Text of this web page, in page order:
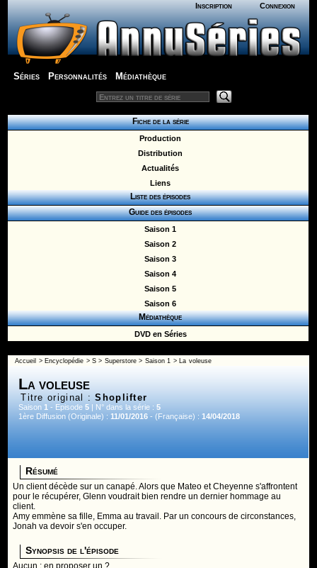
Inscription Connexion
Séries Personnalités Médiathèque
Fiche de la série
Production
Distribution
Actualités
Liens
Liste des épisodes
Guide des épisodes
Saison 1
Saison 2
Saison 3
Saison 4
Saison 5
Saison 6
Médiathèque
DVD en Séries
Accueil > Encyclopédie >S > Superstore> Saison 1 > La voleuse
La voleuse
Titre original :Shoplifter
Saison1 - Episode5 | N° dans la série :5
1ère Diffusion (Originale) :11/01/2016 - (Française) :14/04/2018
Résumé
Un client décède sur un canapé. Alors que Mateo et Cheyenne s'affrontent
pour le récupérer, Glenn voudrait bien rendre un dernier hommage au
client.
Amy emmène sa fille, Emma au travail. Par un concours de circonstances,
Jonah va devoir s'en occuper.
Synopsis de l'épisode
Aucun :en proposer un ?